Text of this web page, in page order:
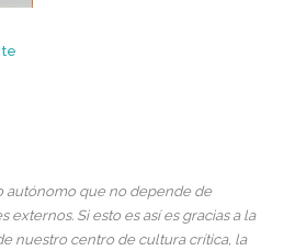
autónomo que no depende de
externos. Si esto es así es gracias a la
nuestro centro de cultura crítica, la